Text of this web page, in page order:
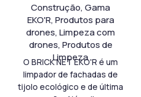
Construção,Gama
EKO'R,Produtos para
drones,Limpeza com
drones,Produtos de
Limpeza
O BRICK NET EKO'R é um
limpador de fachadas de
tijolo ecológico e de última